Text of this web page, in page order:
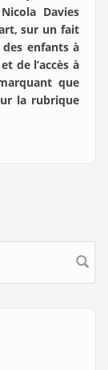
Davies
sur un fait
enfants à
de l’accès à
que
la rubrique